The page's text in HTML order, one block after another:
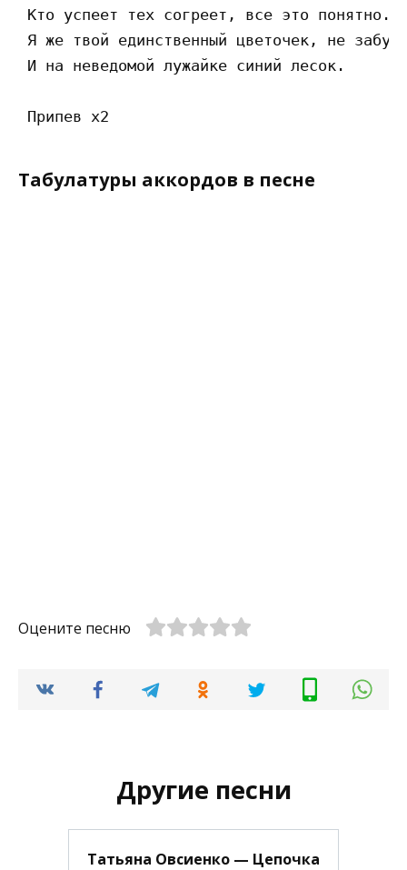
Кто успеет тех согреет, все это понятно.
Я же твой единственный цветочек, не
И на неведомой лужайке синий лесок.
Табулатуры аккордов в песне
Оцените песню
Другие песни
Татьяна Овсиенко — Цепочка